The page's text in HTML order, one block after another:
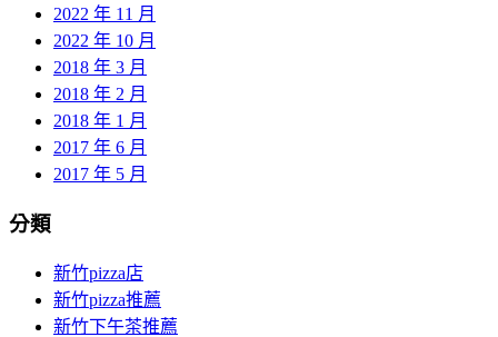
2022 年 11 月
2022 年 10 月
2018 年 3 月
2018 年 2 月
2018 年 1 月
2017 年 6 月
2017 年 5 月
分類
新竹pizza店
新竹pizza推薦
新竹下午茶推薦